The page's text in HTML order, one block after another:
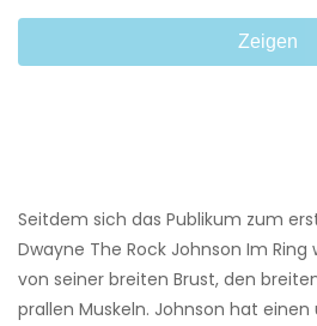
Zeigen
Seitdem sich das Publikum zum
Dwayne The Rock Johnson Im
von seiner breiten Brust, den
prallen Muskeln. Johnson hat